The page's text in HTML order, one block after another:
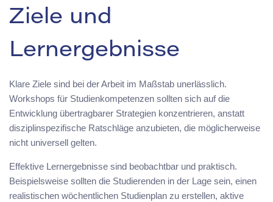
Ziele und
Lernergebnisse
Klare Ziele sind bei der Arbeit im Maßstab unerlässlich.
Workshops für Studienkompetenzen sollten sich auf die
Entwicklung übertragbarer Strategien konzentrieren, anstatt
disziplinspezifische Ratschläge anzubieten, die möglicherweise
nicht universell gelten.
Effektive Lernergebnisse sind beobachtbar und praktisch.
Beispielsweise sollten die Studierenden in der Lage sein, einen
realistischen wöchentlichen Studienplan zu erstellen, aktive